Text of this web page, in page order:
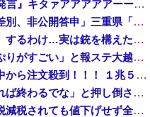
【速報】影山優佳（25）、『爆弾発言』キタァアアアアアーーーーー！！
【外国人採用アンケ】諮問機関「差別、非公開答申」三重県「差別に当たらず、公表する方針を決定した」
警官が発砲→「適正だったか調査」するわけ…実は銃を構えただけで警察本部長まで報告！
「マスコミの立ち位置の勘違いっぷりがすごい」と報ステ大越キャスターの台詞に視聴者絶句、高市とトランプを同列視させようという思惑がひしひしと
【ニュース】日本製メモリに世界中から注文殺到！！！ １兆５０００億円で工場増築へ
夫さん、妻に「天井のシミ数えてれば終わるでな」と押し倒されて性行為 → 凄いことになるｗｗｗｗｗ
【悲報】町のお弁当屋さん「消費税減税されても値下げせず全て利益にする！」と宣言しネットで物議 → ｗｗｗｗｗｗｗｗｗｗｗｗｗｗ